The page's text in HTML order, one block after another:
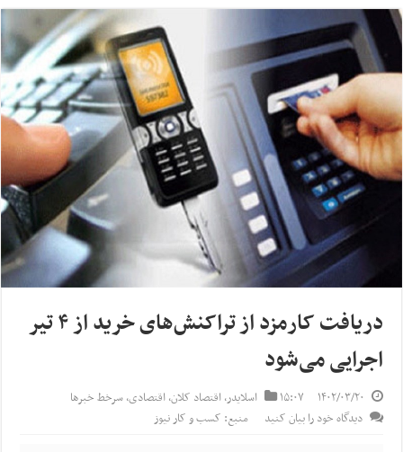
دریافت کارمزد از تراکنش‌های خرید از ۴ تیر
اجرایی می‌شود
۱۴۰۲/۰۳/۲۰ ۱۵:۰۷ اسلایدر,اقتصاد کلان,اقتصادی,سرخط خبرها
دیدگاه خود را بیان کنید
منبع: کسب و کار نیوز